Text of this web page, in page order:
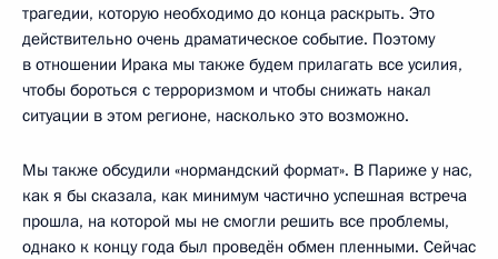
трагедии, которую необходимо до конца раскрыть. Это
действительно очень драматическое событие. Поэтому
в отношении Ирака мы также будем прилагать все усилия,
чтобы бороться с терроризмом и чтобы снижать накал
ситуации в этом регионе, насколько это возможно.
Мы также обсудили «нормандский формат». В Париже у нас,
как я бы сказала, как минимум частично успешная встреча
прошла, на которой мы не смогли решить все проблемы,
однако к концу года был проведён обмен пленными. Сейчас